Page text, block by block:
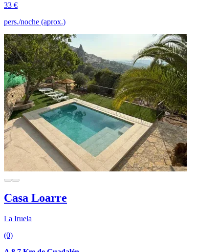
33 €
pers./noche (aprox.)
Casa Loarre
La Iruela
(0)